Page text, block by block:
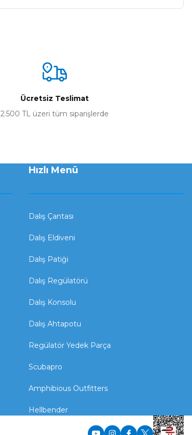
Ücretsiz Teslimat
2.500 TL üzeri tüm siparişlerde
Hızlı Menü
Dalış Çantası
Dalış Eldiveni
Dalış Patiği
Dalış Regülatörü
Dalış Konsolu
Dalış Ahtapotu
Regülatör Yedek Parça
Scubapro
Amphibious Outfitters
Hellbender